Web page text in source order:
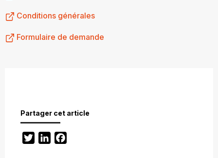
Conditions générales
Formulaire de demande
Partager cet article
TwitterLinkedIn